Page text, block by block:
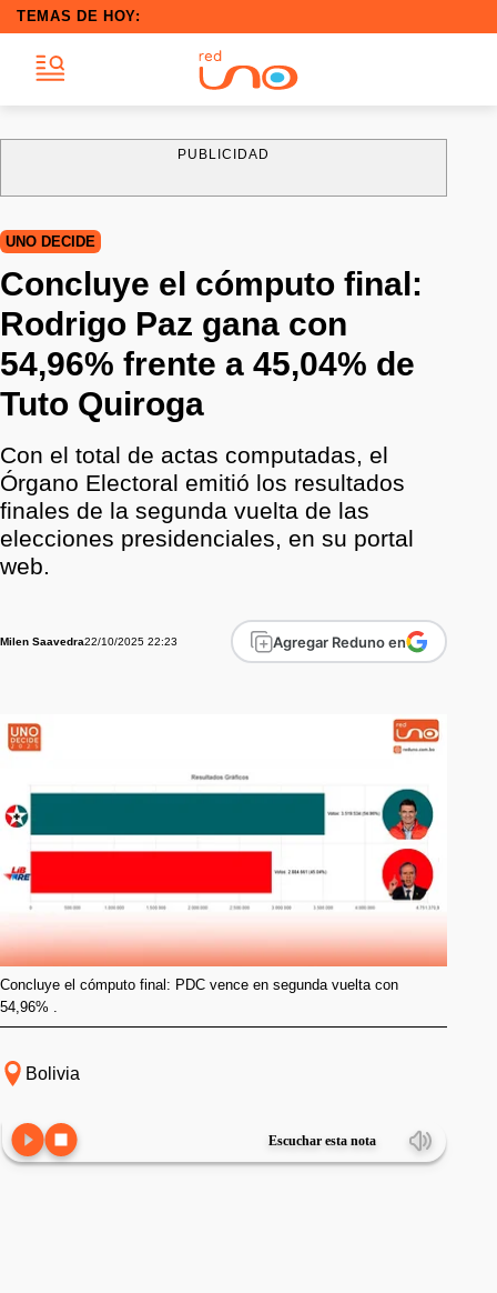
TEMAS DE HOY:
PUBLICIDAD
UNO DECIDE
Concluye el cómputo final:
Rodrigo Paz gana con
54,96% frente a 45,04% de
Tuto Quiroga
Con el total de actas computadas, el
Órgano Electoral emitió los resultados
finales de la segunda vuelta de las
elecciones presidenciales, en su portal
web.
Milen Saavedra22/10/2025 22:23 Agregar Reduno en
Concluye el cómputo final: PDC vence en segunda vuelta con
54,96% .
Bolivia
Escuchar esta nota